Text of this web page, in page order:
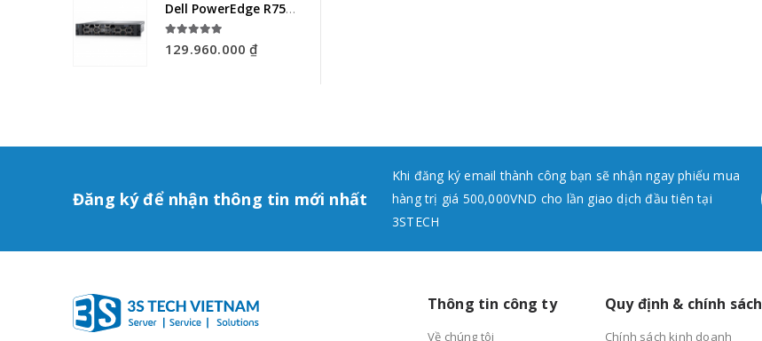
Đăng ký để nhận thông tin mới nhất
Khi đăng ký email thành công bạn sẽ nhận ngay phiếu mua
hàng trị giá 500,000VND cho lần giao dịch đầu tiên tại
3STECH
Thông tin công ty
Về chúng tôi
Quy định & chính sách
Chính sách kinh doanh